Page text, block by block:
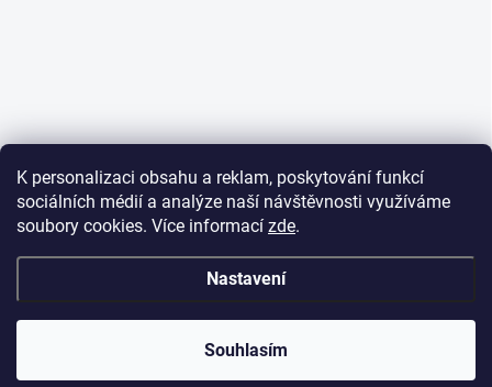
K personalizaci obsahu a reklam, poskytování funkcí
sociálních médií a analýze naší návštěvnosti využíváme
soubory cookies. Více informací zde.
Nastavení
Souhlasím